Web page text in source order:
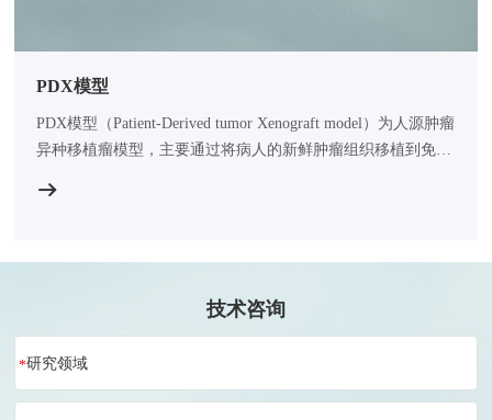
PDX模型
PDX模型（Patient-Derived tumor Xenograft model）为人源肿瘤
异种移植瘤模型，主要通过将病人的新鲜肿瘤组织移植到免疫
技术咨询
*研究领域